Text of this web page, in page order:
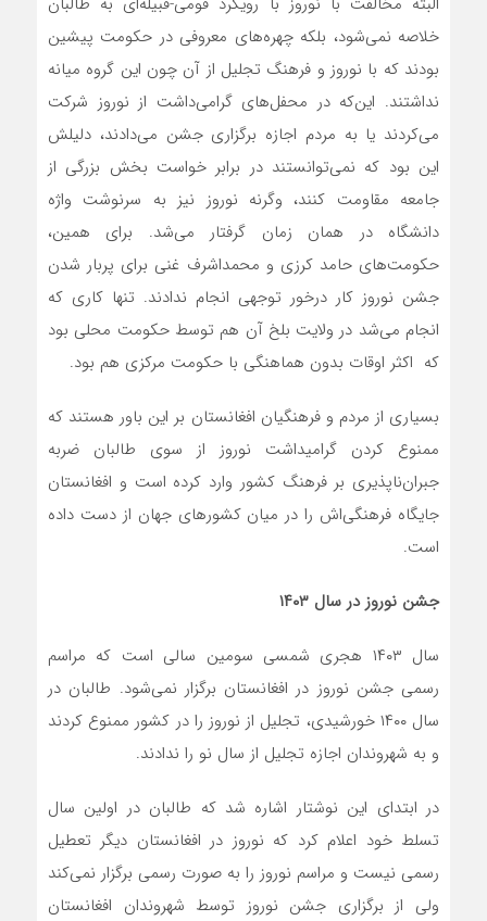
خلاصه نمی‌شود، بلکه چهره‌های معروفی در حکومت پیشین
بودند که با نوروز و فرهنگ تجلیل از آن چون این گروه میانه
نداشتند. این‌که در محفل‌های گرامی‌‌داشت از نوروز شرکت
می‌کردند یا به مردم اجازه برگزاری جشن می‌دادند، دلیلش
این بود که نمی‌توانستند در برابر خواست بخش بزرگی از
جامعه مقاومت کنند، وگرنه نوروز نیز به سرنوشت واژه
دانشگاه در همان زمان گرفتار می‌شد. برای همین،
حکومت‌های حامد کرزی و محمداشرف غنی برای پر‌بار شدن
جشن نوروز کار درخور توجهی انجام ندادند. تنها کاری که
انجام می‌شد در ولایت بلخ آن هم توسط حکومت محلی بود
که اکثر اوقات بدون هماهنگی با حکومت مرکزی هم بود.
بسیاری از مردم و فرهنگیان افغانستان بر این باور هستند که
ممنوع کردن گرامیداشت نوروز از سوی طالبان ضربه
جبران‌ناپذیری بر فرهنگ کشور وارد کرده است و افغانستان
جایگاه فرهنگی‌اش را در میان کشورهای جهان از دست داده
است.
جشن نوروز در سال ۱۴۰۳
سال ۱۴۰۳ هجری شمسی سومین سالی است که مراسم
رسمی جشن نوروز در افغانستان برگزار نمی‌شود. طالبان در
سال ۱۴۰۰ خورشیدی، تجلیل از نوروز را در کشور ممنوع کردند
و به شهروندان اجازه تجلیل از سال نو را ندادند.
در ابتدای این نوشتار اشاره شد که طالبان در اولین سال
تسلط خود اعلام کرد که نوروز در افغانستان دیگر تعطیل
رسمی نیست و مراسم نوروز را به صورت رسمی برگزار نمی‌کند
ولی از برگزاری جشن نوروز توسط شهروندان افغانستان